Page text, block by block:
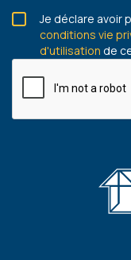
Je déclare avoir
conditions vie
d'utilisation de